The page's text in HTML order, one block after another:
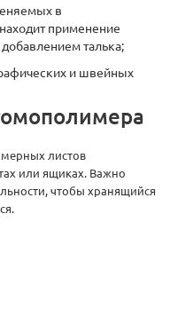
в
применение
талька;
и швейных
листов
или ящиках. Важно
чтобы хранящийся